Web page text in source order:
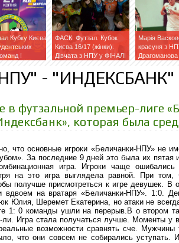
Кубку Києва
!
ФАСК. Футзал. Кубок
Києва 16/17 (жінки).
Дівчата з НПУ у ФІНАЛІ
Марія
красуня з
Драгоманова
- "ИНДЕКСБАНК"
в футзальной премьер-лиге
которая была
что основные игроки «Беличанки-НПУ» не
За последние 9 дней это была их пятая
игра. Игроки чаще
на это игра выглядела равной. При
получше присмотреться к игре девушек.
вдвоем на вратаря «Беличанки-НПУ». 1:0.
Юлия, Шеремет Екатерина, но атаки не
1: 0 команды ушли на перерыв.В о втором
Игра стала получаться лучше. Моменты у
возможности сравнять сче. Мужчины
что они совсем не собирались уступать.